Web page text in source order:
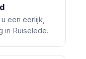
een eerlijk,
in Ruiselede.